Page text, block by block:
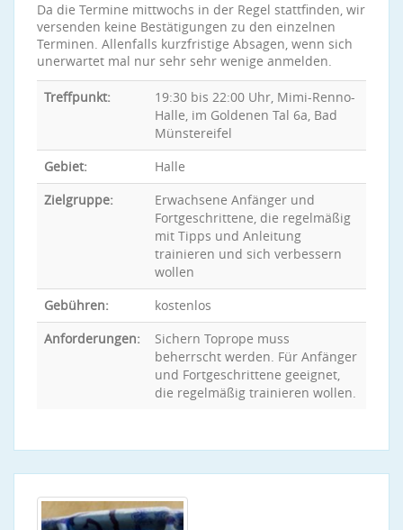
Da die Termine mittwochs in der Regel stattfinden, wir
versenden keine Bestätigungen zu den einzelnen
Terminen. Allenfalls kurzfristige Absagen, wenn sich
unerwartet mal nur sehr sehr wenige anmelden.
Treffpunkt:
19:30 bis 22:00 Uhr, Mimi-Renno-
Halle, im Goldenen Tal 6a, Bad
Münstereifel
Gebiet:
Halle
Zielgruppe:
Erwachsene Anfänger und
Fortgeschrittene, die regelmäßig
mit Tipps und Anleitung
trainieren und sich verbessern
wollen
Gebühren:
kostenlos
Anforderungen:
Sichern Toprope muss
beherrscht werden. Für Anfänger
und Fortgeschrittene geeignet,
die regelmäßig trainieren wollen.